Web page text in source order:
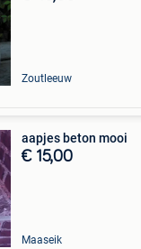
Zoutleeuw
aapjes beton mooi
€ 15,00
Maaseik